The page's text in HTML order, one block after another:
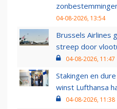
04-08-2026, 13:54
Brussels Airlines
streep door
04-08-2026, 11:47
Stakingen en
winst Lufthansa
04-08-2026, 11:38